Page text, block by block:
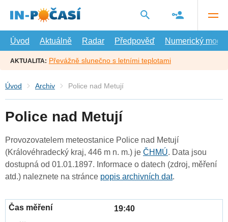
hlavní
Úvod
Aktuálně Radar Předpověď Numerický model
AKTUALITA: Převážně slunečno s letními teplotami
Úvod Archiv Police nad Metují
Police nad Metují
Provozovatelem meteostanice Police nad Metují
(Královéhradecký kraj, 446 m n. m.) je ČHMÚ. Data jsou
dostupná od 01.01.1897. Informace o datech (zdroj, měření
atd.) naleznete na stránce popis archivních dat.
19:40